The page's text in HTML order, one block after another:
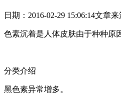
日期：2016-02-29 15:06:14文章来
色素沉着是人体皮肤由于种种原
分类介绍
黑色素异常增多。